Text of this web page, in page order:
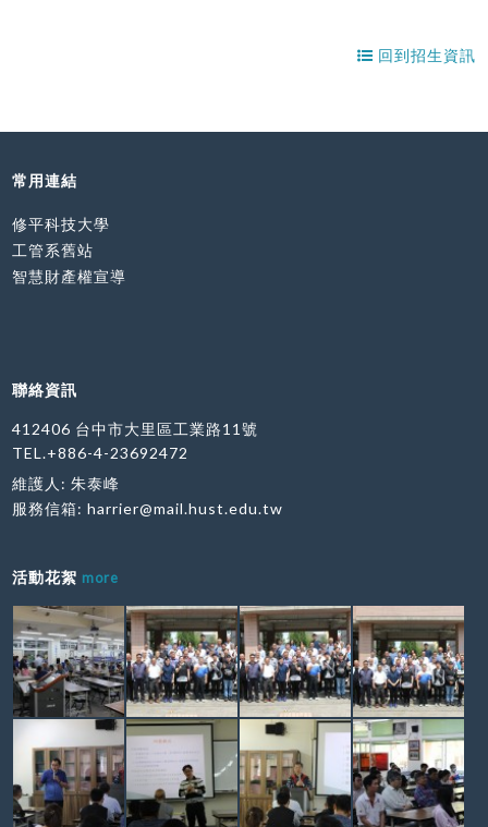
回到招生資訊
常用連結
修平科技大學
工管系舊站
智慧財產權宣導
聯絡資訊
412406 台中市大里區工業路11號
TEL.+886-4-23692472
維護人: 朱泰峰
服務信箱:harrier@mail.hust.edu.tw
活動花絮 more